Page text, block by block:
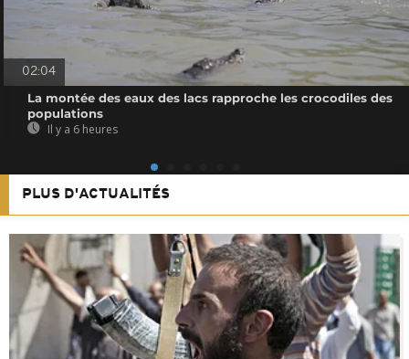
02:04
La montée des eaux des lacs rapproche les crocodiles des
populations
Il y a 6 heures
PLUS D'ACTUALITÉS